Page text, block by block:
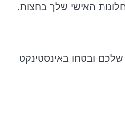
האישי שלך בחצות.
שלכם ובטחו באינסטינקט